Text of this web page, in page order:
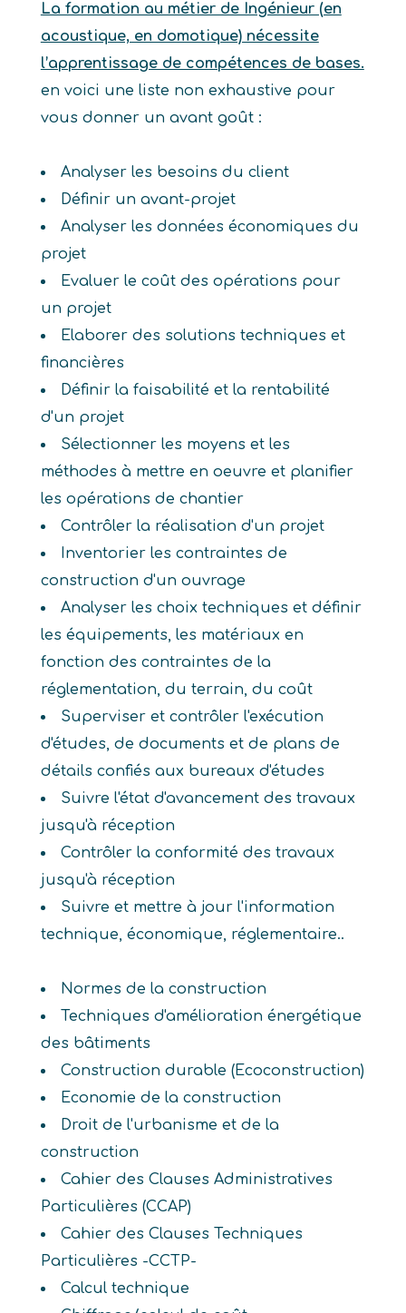
La formation au métier de Ingénieur (en
acoustique, en domotique) nécessite
l’apprentissage de compétences de bases.
en voici une liste non exhaustive pour
vous donner un avant goût :
Analyser les besoins du client
Définir un avant-projet
Analyser les données économiques du
projet
Evaluer le coût des opérations pour
un projet
Elaborer des solutions techniques et
financières
Définir la faisabilité et la rentabilité
d'un projet
Sélectionner les moyens et les
méthodes à mettre en oeuvre et planifier
les opérations de chantier
Contrôler la réalisation d'un projet
Inventorier les contraintes de
construction d'un ouvrage
Analyser les choix techniques et définir
les équipements, les matériaux en
fonction des contraintes de la
réglementation, du terrain, du coût
Superviser et contrôler l'exécution
d'études, de documents et de plans de
détails confiés aux bureaux d'études
Suivre l'état d'avancement des travaux
jusqu'à réception
Contrôler la conformité des travaux
jusqu'à réception
Suivre et mettre à jour l'information
technique, économique, réglementaire..
Normes de la construction
Techniques d'amélioration énergétique
des bâtiments
Construction durable (Ecoconstruction)
Economie de la construction
Droit de l'urbanisme et de la
construction
Cahier des Clauses Administratives
Particulières (CCAP)
Cahier des Clauses Techniques
Particulières -CCTP-
Calcul technique